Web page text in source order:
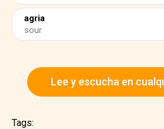
agria
sour
Lee y escucha en
Tags: